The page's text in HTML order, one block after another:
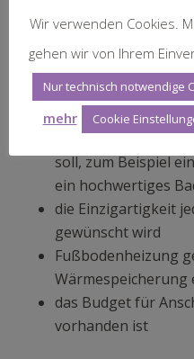
für Einzigartigkeit
Diese
Naturstein ist die
der Raum
soll, zum Beispiel
ein hochwertiges
die Einzigartigkeit
gewünscht wird
Fußbodenheizung
Wärmespeicherung
das Budget für
vorhanden ist
Wir verwenden Cookies.
gehen wir von Ihrem
Nur technisch notwendige
mehr
Cookie